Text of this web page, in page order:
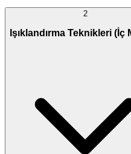
2
Işıklandırma Teknikleri (İç